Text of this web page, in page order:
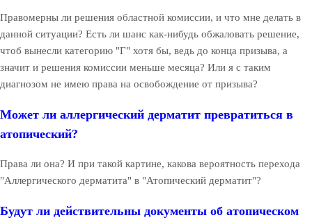
Правомерны ли решения областной комиссии, и что мне делать в
данной ситуации? Есть ли шанс как-нибудь обжаловать решение,
чтоб вынесли категорию "Г" хотя бы, ведь до конца призыва, а
значит и решения комиссии меньше месяца? Или я с таким
диагнозом не имею права на освобождение от призыва?
Может ли аллергический дерматит превратиться в
атопический?
Права ли она? И при такой картине, какова вероятность перехода
"Аллергического дерматита" в "Атопический дерматит"?
Будут ли действительны документы об атопическом